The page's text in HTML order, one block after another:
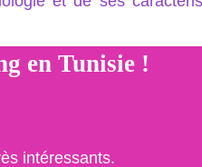
en Tunisie !
intéressants.